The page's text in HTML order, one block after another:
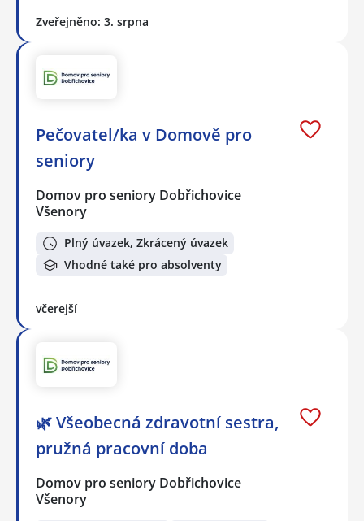
Zveřejněno: 3. srpna
Pečovatel/ka v Domově pro
seniory
Domov pro seniory Dobřichovice
Všenory
Plný úvazek, Zkrácený úvazek
Vhodné také pro absolventy
včerejší
🌿 Všeobecná zdravotní sestra,
pružná pracovní doba
Domov pro seniory Dobřichovice
Všenory